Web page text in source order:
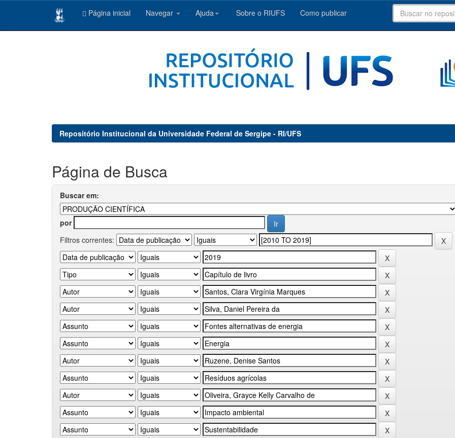
Página inicial Navegar Ajuda Sobre o RIUFS Como publicar
Repositório Institucional da Universidade Federal de Sergipe - RI/UFS
Página de Busca
Buscar em:
por
Filtros correntes: